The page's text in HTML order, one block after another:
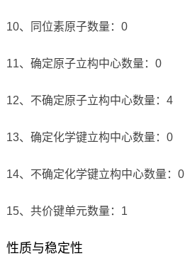
10、同位素原子数量：0
11、确定原子立构中心数量：0
12、不确定原子立构中心数量：4
13、确定化学键立构中心数量：0
14、不确定化学键立构中心数量：0
15、共价键单元数量：1
性质与稳定性